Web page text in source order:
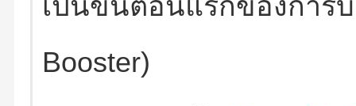
เป็นขั้นตอนแรกของการ
Booster)